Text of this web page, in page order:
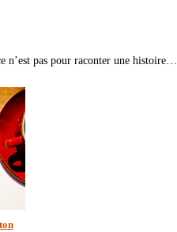
n’est pas pour raconter une histoire…